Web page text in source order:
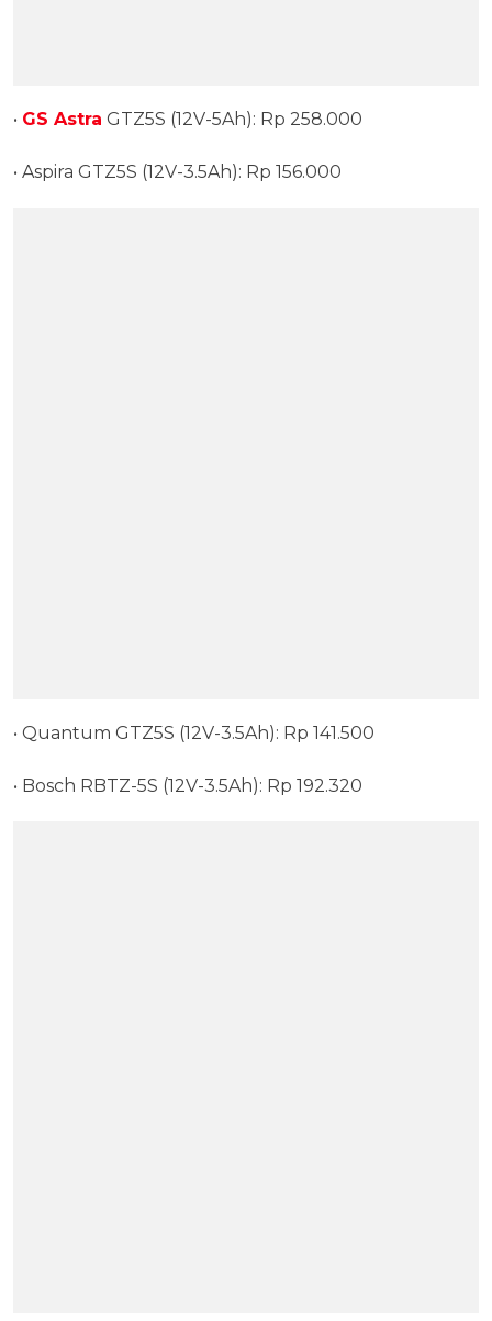
• GS Astra GTZ5S (12V-5Ah): Rp 258.000
• Aspira GTZ5S (12V-3.5Ah): Rp 156.000
• Quantum GTZ5S (12V-3.5Ah): Rp 141.500
• Bosch RBTZ-5S (12V-3.5Ah): Rp 192.320